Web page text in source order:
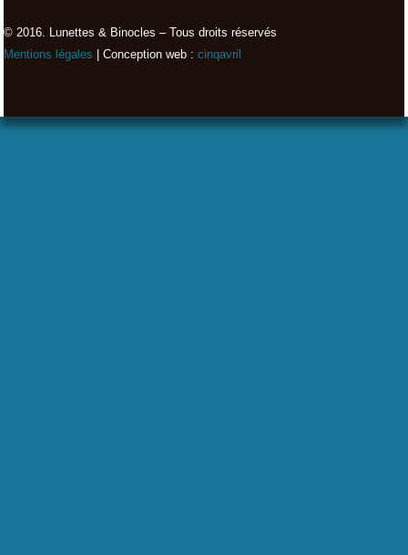
© 2016. Lunettes & Binocles – Tous droits réservés​
Mentions légales | Conception web : cinqavril